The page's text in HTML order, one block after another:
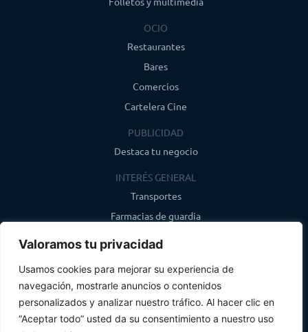
Valoramos tu privacidad
Usamos cookies para mejorar su experiencia de
navegación, mostrarle anuncios o contenidos
personalizados y analizar nuestro tráfico. Al hacer clic en
“Aceptar todo” usted da su consentimiento a nuestro uso
OCIO
Restaurantes
Bares
Comercios
Cartelera Cine
PUBLICIDAD
Destaca tu negocio
INTERÉS GENERAL
Transportes
Farmacias de guardia
CONTACTO
info@infosegovia.com